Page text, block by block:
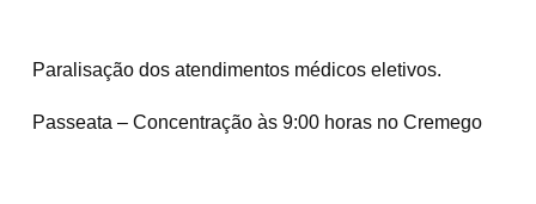
Paralisação dos atendimentos médicos eletivos.
Passeata – Concentração às 9:00 horas no Cremego